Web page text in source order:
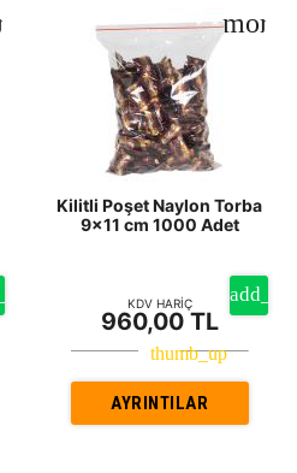
Kilitli Poşet Naylon Torba
9x11 cm 1000 Adet
KDV HARİÇ
960,00 TL
AYRINTILAR